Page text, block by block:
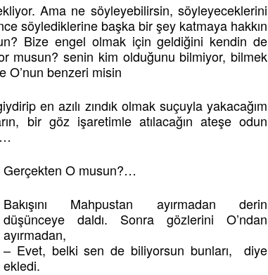
Ama ne söyleyebilirsin, söyleyeceklerini
söylediklerine başka bir şey katmaya hakkın
Bize engel olmak için geldiğini kendin de
musun? senin kim olduğunu bilmiyor, bilmek
O’nun benzeri misin
en azılı zındık olmak suçuyla yakacağım
bir göz işaretimle atılacağın ateşe odun
Gerçekten O musun?…
Bakışını Mahpustan ayırmadan derin
düşünceye daldı. Sonra gözlerini O’ndan
ayırmadan,
– Evet, belki sen de biliyorsun bunları, diye
ekledi.